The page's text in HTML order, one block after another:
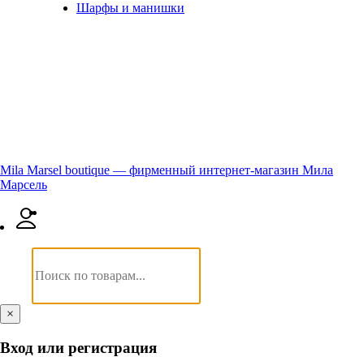
Шарфы и манишки
Mila Marsel boutique — фирменный интернет-магазин Мила
Марсель
×
Вход или регистрация